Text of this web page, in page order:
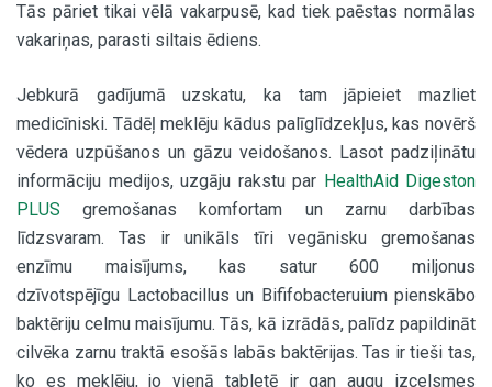
Tās pāriet tikai vēlā vakarpusē, kad tiek paēstas normālas
vakariņas, parasti siltais ēdiens.
Jebkurā gadījumā uzskatu, ka tam jāpieiet mazliet
medicīniski. Tādēļ meklēju kādus palīglīdzekļus, kas novērš
vēdera uzpūšanos un gāzu veidošanos. Lasot padziļinātu
informāciju medijos, uzgāju rakstu par HealthAid Digeston
PLUS gremošanas komfortam un zarnu darbības
līdzsvaram. Tas ir unikāls tīri vegānisku gremošanas
enzīmu maisījums, kas satur 600 miljonus
dzīvotspējīgu Lactobacillus un Bififobacteruium pienskābo
baktēriju celmu maisījumu. Tās, kā izrādās, palīdz papildināt
cilvēka zarnu traktā esošās labās baktērijas. Tas ir tieši tas,
ko es meklēju, jo vienā tabletē ir gan augu izcelsmes